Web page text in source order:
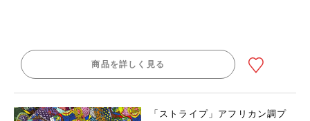
商品を詳しく見る
「ストライプ」アフリカン調プ